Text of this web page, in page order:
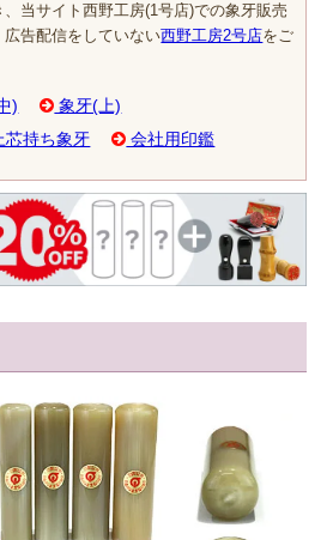
当サイト西野工房(1号店)での象牙販売
告配信をしていない西野工房2号店をご
)
象牙(上)
芯持ち象牙 会社用印鑑